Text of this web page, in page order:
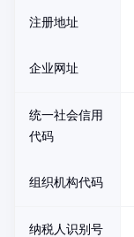
注册地址
企业网址
统一社会信用
代码
组织机构代码
纳税人识别号